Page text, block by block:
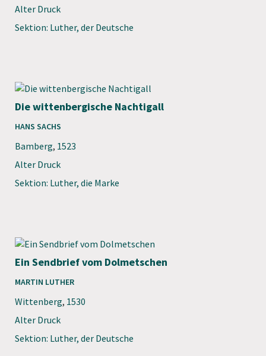
Alter Druck
Sektion: Luther, der Deutsche
Die wittenbergische Nachtigall
HANS SACHS
Bamberg, 1523
Alter Druck
Sektion: Luther, die Marke
Ein Sendbrief vom Dolmetschen
MARTIN LUTHER
Wittenberg, 1530
Alter Druck
Sektion: Luther, der Deutsche